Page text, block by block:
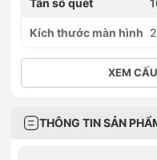
Tần số quét
Kích thước màn hình
XEM
THÔNG TIN SẢN